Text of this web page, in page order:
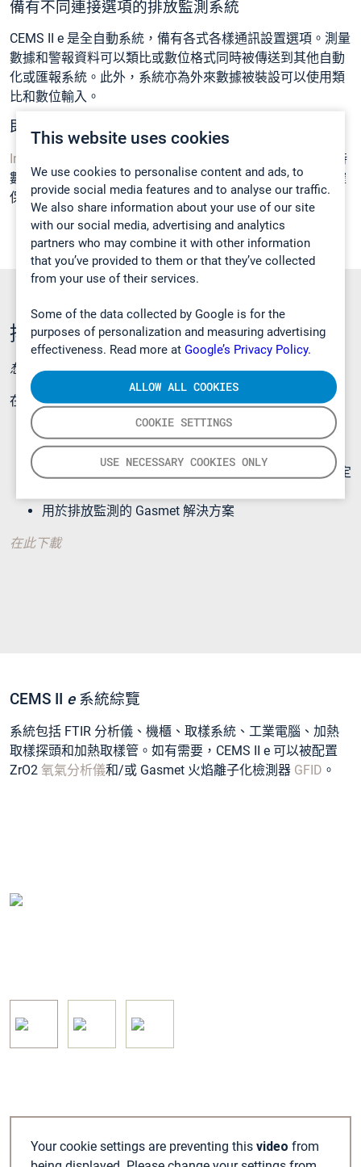
This website uses cookies
We use cookies to personalise content and ads, to
provide social media features and to analyse our traffic.
We also share information about your use of our site
with our social media, advertising and analytics
partners who may combine it with other information
that you’ve provided to them or that they’ve collected
from your use of their services.
Some of the data collected by Google is for the
purposes of personalization and measuring advertising
effectiveness. Read more at Google’s Privacy Policy.
COOKIE SETTINGS
USE NECESSARY COOKIES ONLY
ALLOW ALL COOKIES
備有不同連接選項的排放監測系統
CEMS II e 是全自動系統，備有各式各樣通訊設置選項。測量
數據和警報資料可以類比或數位格式同時被傳送到其他自動
化或匯報系統。此外，系統亦為外來數據被裝設可以使用類
比和數位輸入。
即時數據存取
Insight數字解決方案
，通過提供對實時
數據的安全、集中式的24/7全天候遠程存取，幫助營運商確
保法規遵從性並優化日常營運。
排放監測手冊
想知更多關於排放監測 ? 免費下載我們的手冊。
在這指引中，你將會學習更多關於：
工業排放監測及合適技術
質量保證
用於廢物焚化及共焚化的廢物焚化的現有最佳技術議定
用於排放監測的 Gasmet 解決方案
在此下載
CEMS II e系統綜覽
系統包括 FTIR 分析儀、機櫃、取樣系統、工業電腦、加熱
取樣探頭和加熱取樣管。如有需要，CEMS II e 可以被配置
ZrO2 氧氣分析儀和/或 Gasmet 火焰離子化檢測器 GFID 。
Your cookie settings are preventing this video from